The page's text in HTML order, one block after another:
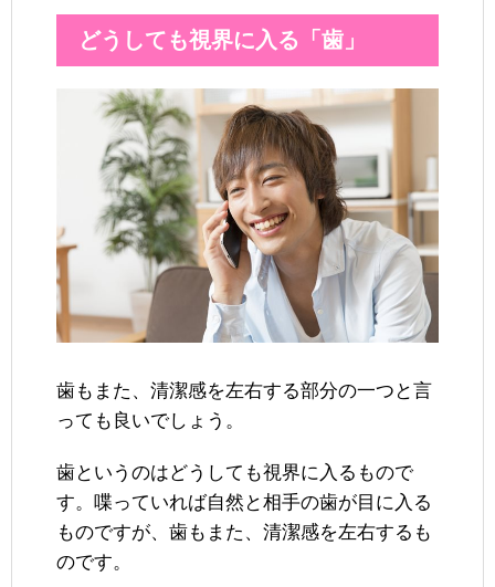
どうしても視界に入る「歯」
歯もまた、清潔感を左右する部分の一つと言
っても良いでしょう。
歯というのはどうしても視界に入るもので
す。喋っていれば自然と相手の歯が目に入る
ものですが、歯もまた、清潔感を左右するも
のです。